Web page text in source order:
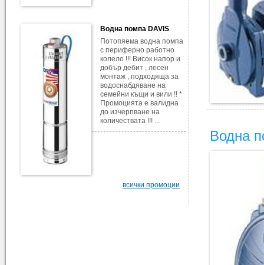
Водна помпа DAVIS
Потопяема водна помпа
с периферно работно
колело !!! Висок напор и
добър дебит , лесен
монтаж , подходяща за
водоснабдяване на
семейни къщи и вили !! *
Промоцията е валидна
до изчерпване на
количествата !!! ...
всички промоции
Водна